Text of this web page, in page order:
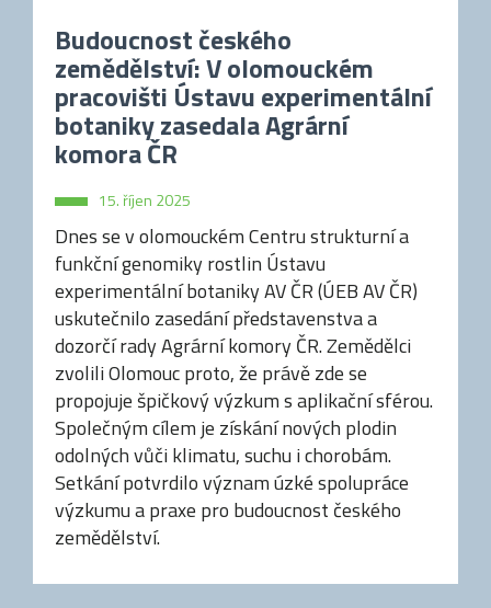
Budoucnost českého
zemědělství: V olomouckém
pracovišti Ústavu experimentální
botaniky zasedala Agrární
komora ČR
15. říjen 2025
Dnes se v olomouckém Centru strukturní a
funkční genomiky rostlin Ústavu
experimentální botaniky AV ČR (ÚEB AV ČR)
uskutečnilo zasedání představenstva a
dozorčí rady Agrární komory ČR. Zemědělci
zvolili Olomouc proto, že právě zde se
propojuje špičkový výzkum s aplikační sférou.
Společným cílem je získání nových plodin
odolných vůči klimatu, suchu i chorobám.
Setkání potvrdilo význam úzké spolupráce
výzkumu a praxe pro budoucnost českého
zemědělství.